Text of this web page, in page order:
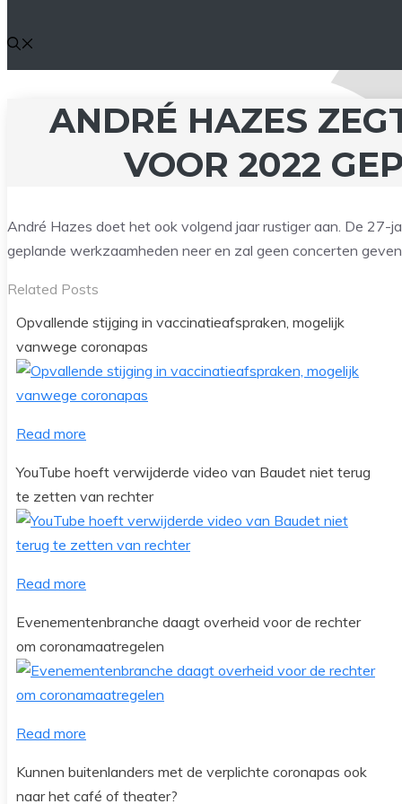
ANDRÉ HAZES
VOOR 2022
André Hazes doet het ook volgend jaar rustiger aan. De
geplande werkzaamheden neer en zal geen concerten
Related Posts
Opvallende stijging in vaccinatieafspraken, mogelijk
vanwege coronapas
Read more
YouTube hoeft verwijderde video van Baudet niet terug
te zetten van rechter
Read more
Evenementenbranche daagt overheid voor de rechter
om coronamaatregelen
Read more
Kunnen buitenlanders met de verplichte coronapas ook
naar het café of theater?